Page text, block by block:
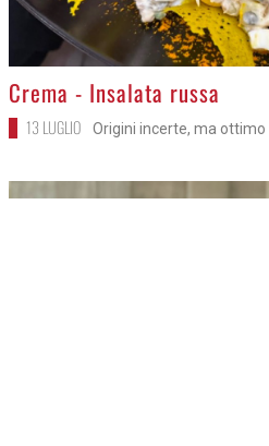
>
Crema - Insalata russa
13 LUGLIO Origini incerte, ma